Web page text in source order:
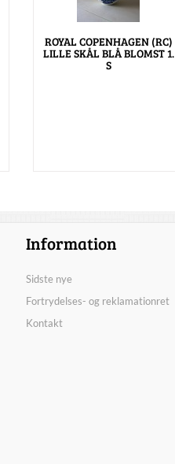
ROYAL COPENHAGEN (RC)
LILLE SKÅL BLÅ BLOMST 1.
S
Information
Sidste nye
Fortrydelses- og reklamationret
Kontakt